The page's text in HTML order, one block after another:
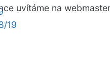
19
uvítáme na webmaster